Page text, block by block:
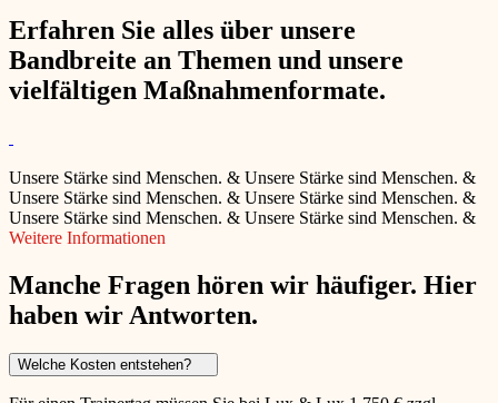
Erfahren Sie alles über unsere
Bandbreite an Themen und unsere
vielfältigen Maßnahmenformate.
Unsere Stärke sind Menschen. & Unsere Stärke sind Menschen. &
Unsere Stärke sind Menschen. & Unsere Stärke sind Menschen. &
Unsere Stärke sind Menschen. & Unsere Stärke sind Menschen. &
Weitere Informationen
Manche Fragen hören wir häufiger. Hier
haben wir Antworten.
Welche Kosten entstehen?